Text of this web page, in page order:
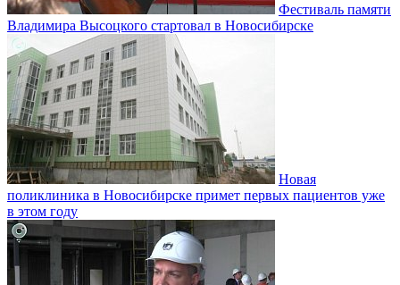
Фестиваль памяти
Владимира Высоцкого стартовал в Новосибирске
Новая
поликлиника в Новосибирске примет первых пациентов уже
в этом году